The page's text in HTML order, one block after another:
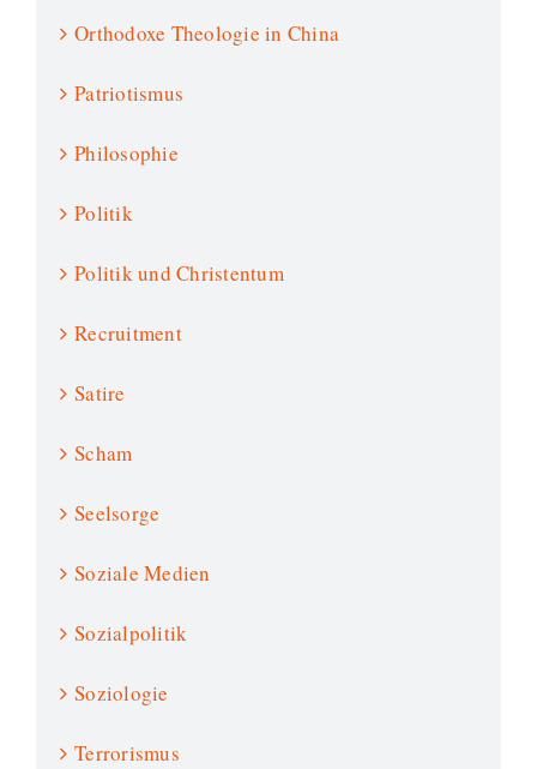
Orthodoxe Theologie in China
Patriotismus
Philosophie
Politik
Politik und Christentum
Recruitment
Satire
Scham
Seelsorge
Soziale Medien
Sozialpolitik
Soziologie
Terrorismus